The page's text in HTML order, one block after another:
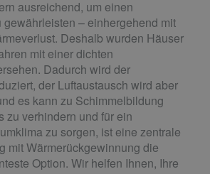
ausreichend, um einen
gewährleisten – einhergehend mit
Deshalb wurden Häuser
mit einer dichten
Dadurch wird der
der Luftaustausch wird aber
es kann zu Schimmelbildung
zu verhindern und für ein
zu sorgen, ist eine zentrale
mit Wärmerückgewinnung die
Option. Wir helfen Ihnen, Ihre